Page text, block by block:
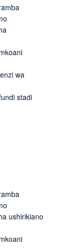
wa
stadi
ushirikiano